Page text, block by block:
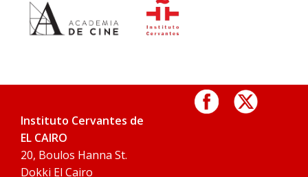
Instituto Cervantes de
EL CAIRO
20, Boulos Hanna St.
Dokki El Cairo